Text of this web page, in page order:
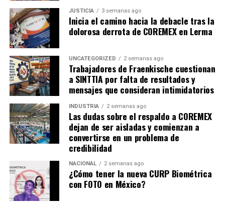
JUSTICIA 3 semanas ago
Inicia el camino hacia la debacle tras la
dolorosa derrota de COREMEX en Lerma
UNCATEGORIZED 2 semanas ago
Trabajadores de Fraenkische cuestionan
a SINTTIA por falta de resultados y
mensajes que consideran intimidatorios
INDUSTRIA 2 semanas ago
Las dudas sobre el respaldo a COREMEX
dejan de ser aisladas y comienzan a
convertirse en un problema de
credibilidad
NACIONAL 2 semanas ago
¿Cómo tener la nueva CURP Biométrica
con FOTO en México?